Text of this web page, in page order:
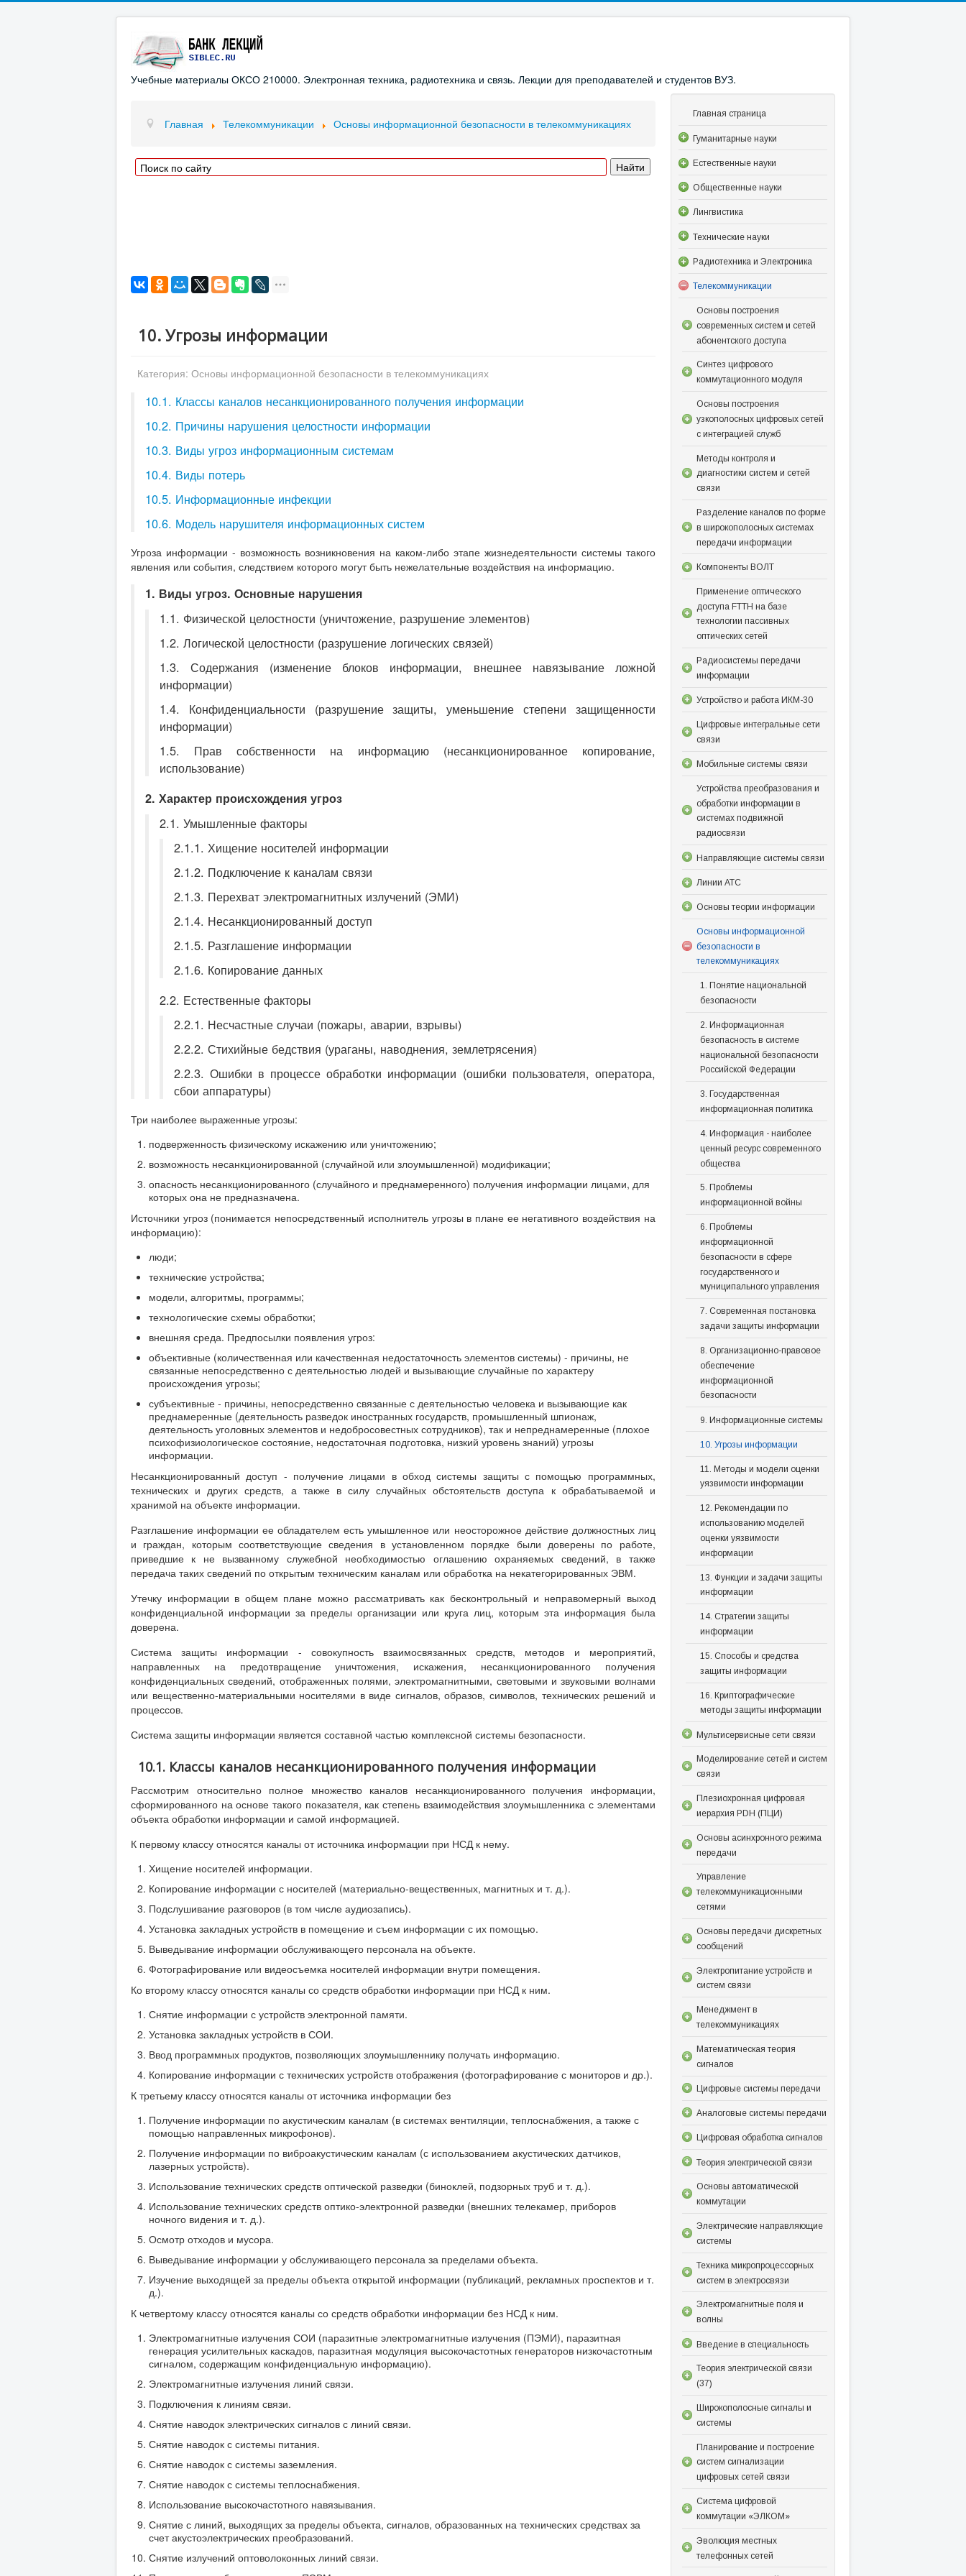
Учебные материалы ОКСО 210000. Электронная техника, радиотехника и связь. Лекции для преподавателей и студентов ВУЗ.
Главная Телекоммуникации Основы информационной безопасности в телекоммуникациях
10. Угрозы информации
Категория: Основы информационной безопасности в телекоммуникациях
10.1. Классы каналов несанкционированного получения информации
10.2. Причины нарушения целостности информации
10.3. Виды угроз информационным системам
10.4. Виды потерь
10.5. Информационные инфекции
10.6. Модель нарушителя информационных систем
Угроза информации - возможность возникновения на каком-либо этапе жизнедеятельности системы такого
явления или события, следствием которого могут быть нежелательные воздействия на информацию.
1. Виды угроз. Основные нарушения
1.1. Физической целостности (уничтожение, разрушение элементов)
1.2. Логической целостности (разрушение логических связей)
1.3. Содержания (изменение блоков информации, внешнее навязывание ложной
информации)
1.4. Конфиденциальности (разрушение защиты, уменьшение степени защищенности
информации)
1.5. Прав собственности на информацию (несанкционированное копирование,
использование)
2. Характер происхождения угроз
2.1. Умышленные факторы
2.1.1. Хищение носителей информации
2.1.2. Подключение к каналам связи
2.1.3. Перехват электромагнитных излучений (ЭМИ)
2.1.4. Несанкционированный доступ
2.1.5. Разглашение информации
2.1.6. Копирование данных
2.2. Естественные факторы
2.2.1. Несчастные случаи (пожары, аварии, взрывы)
2.2.2. Стихийные бедствия (ураганы, наводнения, землетрясения)
2.2.3. Ошибки в процессе обработки информации (ошибки пользователя, оператора,
сбои аппаратуры)
Три наиболее выраженные угрозы:
подверженность физическому искажению или уничтожению;
возможность несанкционированной (случайной или злоумышленной) модификации;
опасность несанкционированного (случайного и преднамеренного) получения информации лицами, для
которых она не предназначена.
Источники угроз (понимается непосредственный исполнитель угрозы в плане ее негативного воздействия на
информацию):
люди;
технические устройства;
модели, алгоритмы, программы;
технологические схемы обработки;
внешняя среда. Предпосылки появления угроз:
объективные (количественная или качественная недостаточность элементов системы) - причины, не
связанные непосредственно с деятельностью людей и вызывающие случайные по характеру
происхождения угрозы;
субъективные - причины, непосредственно связанные с деятельностью человека и вызывающие как
преднамеренные (деятельность разведок иностранных государств, промышленный шпионаж,
деятельность уголовных элементов и недобросовестных сотрудников), так и непреднамеренные (плохое
психофизиологическое состояние, недостаточная подготовка, низкий уровень знаний) угрозы
информации.
Несанкционированный доступ - получение лицами в обход системы защиты с помощью программных,
технических и других средств, а также в силу случайных обстоятельств доступа к обрабатываемой и
хранимой на объекте информации.
Разглашение информации ее обладателем есть умышленное или неосторожное действие должностных лиц
и граждан, которым соответствующие сведения в установленном порядке были доверены по работе,
приведшие к не вызванному служебной необходимостью оглашению охраняемых сведений, в также
передача таких сведений по открытым техническим каналам или обработка на некатегорированных ЭВМ.
Утечку информации в общем плане можно рассматривать как бесконтрольный и неправомерный выход
конфиденциальной информации за пределы организации или круга лиц, которым эта информация была
доверена.
Система защиты информации - совокупность взаимосвязанных средств, методов и мероприятий,
направленных на предотвращение уничтожения, искажения, несанкционированного получения
конфиденциальных сведений, отображенных полями, электромагнитными, световыми и звуковыми волнами
или вещественно-материальными носителями в виде сигналов, образов, символов, технических решений и
процессов.
Система защиты информации является составной частью комплексной системы безопасности.
10.1. Классы каналов несанкционированного получения информации
Рассмотрим относительно полное множество каналов несанкционированного получения информации,
сформированного на основе такого показателя, как степень взаимодействия злоумышленника с элементами
объекта обработки информации и самой информацией.
К первому классу относятся каналы от источника информации при НСД к нему.
Хищение носителей информации.
Копирование информации с носителей (материально-вещественных, магнитных и т. д.).
Подслушивание разговоров (в том числе аудиозапись).
Установка закладных устройств в помещение и съем информации с их помощью.
Выведывание информации обслуживающего персонала на объекте.
Фотографирование или видеосъемка носителей информации внутри помещения.
Ко второму классу относятся каналы со средств обработки информации при НСД к ним.
Снятие информации с устройств электронной памяти.
Установка закладных устройств в СОИ.
Ввод программных продуктов, позволяющих злоумышленнику получать информацию.
Копирование информации с технических устройств отображения (фотографирование с мониторов и др.).
К третьему классу относятся каналы от источника информации без
Получение информации по акустическим каналам (в системах вентиляции, теплоснабжения, а также с
помощью направленных микрофонов).
Получение информации по виброакустическим каналам (с использованием акустических датчиков,
лазерных устройств).
Использование технических средств оптической разведки (биноклей, подзорных труб и т. д.).
Использование технических средств оптико-электронной разведки (внешних телекамер, приборов
ночного видения и т. д.).
Осмотр отходов и мусора.
Выведывание информации у обслуживающего персонала за пределами объекта.
Изучение выходящей за пределы объекта открытой информации (публикаций, рекламных проспектов и т.
д.).
К четвертому классу относятся каналы со средств обработки информации без НСД к ним.
Электромагнитные излучения СОИ (паразитные электромагнитные излучения (ПЭМИ), паразитная
генерация усилительных каскадов, паразитная модуляция высокочастотных генераторов низкочастотным
сигналом, содержащим конфиденциальную информацию).
Электромагнитные излучения линий связи.
Подключения к линиям связи.
Снятие наводок электрических сигналов с линий связи.
Снятие наводок с системы питания.
Снятие наводок с системы заземления.
Снятие наводок с системы теплоснабжения.
Использование высокочастотного навязывания.
Снятие с линий, выходящих за пределы объекта, сигналов, образованных на технических средствах за
счет акустоэлектрических преобразований.
Снятие излучений оптоволоконных линий связи.
Главная страница
Гуманитарные науки
Естественные науки
Общественные науки
Лингвистика
Технические науки
Радиотехника и Электроника
Телекоммуникации
Основы построения
современных систем и сетей
абонентского доступа
Синтез цифрового
коммутационного модуля
Основы построения
узкополосных цифровых сетей
с интеграцией служб
Методы контроля и
диагностики систем и сетей
связи
Разделение каналов по форме
в широкополосных системах
передачи информации
Компоненты ВОЛТ
Применение оптического
доступа FTTH на базе
технологии пассивных
оптических сетей
Радиосистемы передачи
информации
Устройство и работа ИКМ-30
Цифровые интегральные сети
связи
Мобильные системы связи
Устройства преобразования и
обработки информации в
системах подвижной
радиосвязи
Направляющие системы связи
Линии АТС
Основы теории информации
Основы информационной
безопасности в
телекоммуникациях
1. Понятие национальной
безопасности
2. Информационная
безопасность в системе
национальной безопасности
Российской Федерации
3. Государственная
информационная политика
4. Информация - наиболее
ценный ресурс современного
общества
5. Проблемы
информационной войны
6. Проблемы
информационной
безопасности в сфере
государственного и
муниципального управления
7. Современная постановка
задачи защиты информации
8. Организационно-правовое
обеспечение
информационной
безопасности
9. Информационные системы
10. Угрозы информации
11. Методы и модели оценки
уязвимости информации
12. Рекомендации по
использованию моделей
оценки уязвимости
информации
13. Функции и задачи защиты
информации
14. Стратегии защиты
информации
15. Способы и средства
защиты информации
16. Криптографические
методы защиты информации
Мультисервисные сети связи
Моделирование сетей и систем
связи
Плезиохронная цифровая
иерархия PDH (ПЦИ)
Основы асинхронного режима
передачи
Управление
телекоммуникационными
сетями
Основы передачи дискретных
сообщений
Электропитание устройств и
систем связи
Менеджмент в
телекоммуникациях
Математическая теория
сигналов
Цифровые системы передачи
Аналоговые системы передачи
Цифровая обработка сигналов
Теория электрической связи
Основы автоматической
коммутации
Электрические направляющие
системы
Техника микропроцессорных
систем в электросвязи
Электромагнитные поля и
волны
Введение в специальность
Теория электрической связи
(37)
Широкополосные сигналы и
системы
Планирование и построение
систем сигнализации
цифровых сетей связи
Система цифровой
коммутации «ЭЛКОМ»
Эволюция местных
телефонных сетей